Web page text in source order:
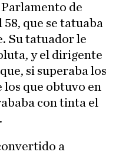
de
que se tatuaba
Su tatuador le
y el dirigente
si superaba los
los que obtuvo en
con tinta el
a